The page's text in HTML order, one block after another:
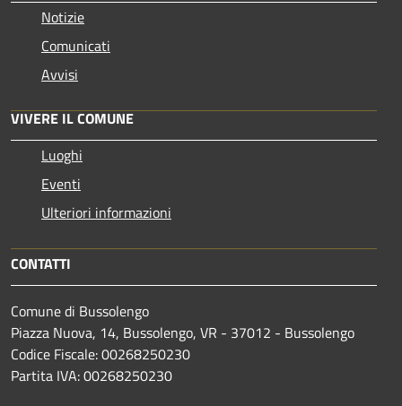
Notizie
Comunicati
Avvisi
VIVERE IL COMUNE
Luoghi
Eventi
Ulteriori informazioni
CONTATTI
Comune di Bussolengo
Piazza Nuova, 14, Bussolengo, VR - 37012 - Bussolengo
Codice Fiscale: 00268250230
Partita IVA: 00268250230